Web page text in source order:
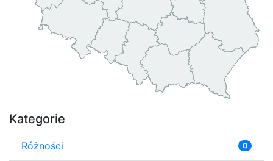
Kategorie
Różności 0